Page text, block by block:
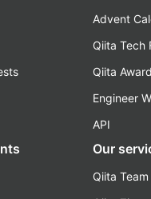
Advent
Qiita Tech
Qiita Award
Engineer
API
Our
Qiita Team